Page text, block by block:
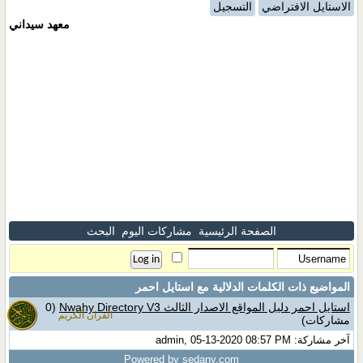
القران الكريم
الاستايل الافتراضي
التسجيل
معهد سيداني
الصفحة الرئيسية مشاركات اليوم البحث
المواضيع ذات الكلمات الدلالية مع
استايل احمر
استايل احمر دليل المواقع الاصدار الثالث Nwahy Directory V3
(0
مشاركات)
آخر مشاركة: admin, 05-13-2020 08:57 PM
Powered by sedany.com